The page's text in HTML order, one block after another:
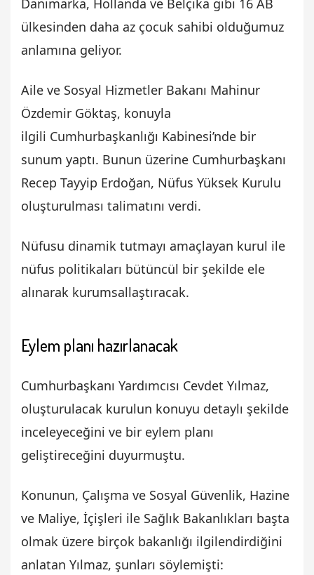
ülkesinden daha az çocuk sahibi olduğumuz
anlamına geliyor.
Aile ve Sosyal Hizmetler Bakanı Mahinur
Özdemir Göktaş, konuyla
ilgili Cumhurbaşkanlığı Kabinesi’nde bir
sunum yaptı. Bunun üzerine Cumhurbaşkanı
Recep Tayyip Erdoğan, Nüfus Yüksek Kurulu
oluşturulması talimatını verdi.
Nüfusu dinamik tutmayı amaçlayan kurul ile
nüfus politikaları bütüncül bir şekilde ele
alınarak kurumsallaştıracak.
Eylem planı hazırlanacak
Cumhurbaşkanı Yardımcısı Cevdet Yılmaz,
oluşturulacak kurulun konuyu detaylı şekilde
inceleyeceğini ve bir eylem planı
geliştireceğini duyurmuştu.
Konunun, Çalışma ve Sosyal Güvenlik, Hazine
ve Maliye, İçişleri ile Sağlık Bakanlıkları başta
olmak üzere birçok bakanlığı ilgilendirdiğini
anlatan Yılmaz, şunları söylemişti: